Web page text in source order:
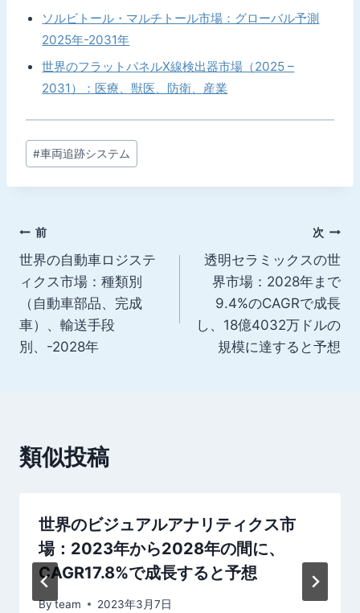
ソルビトール・マルチトール市場：グローバル予測
2025年-2031年
世界のフラットパネルX線検出器市場（2025 –
2031）：医療、獣医、防衛、産業
投
稿
タ
#車両追跡システム
投
稿
ナ
ビ
シ
ョ
前
世界の自動車ロジステ
ィクス市場：種類別
（自動車部品、完成
車）、輸送手段
別、-2028年
次
透明セラミックスの世
界市場：2028年まで
9.4%のCAGRで成長
し、18億4032万ドルの
規模に達すると予想
類似投稿
世界のビジュアルアナリティクス市
場：2023年から2028年の間に、
CAGR17.8%で成長すると予想
Byteam 2023年3月7日